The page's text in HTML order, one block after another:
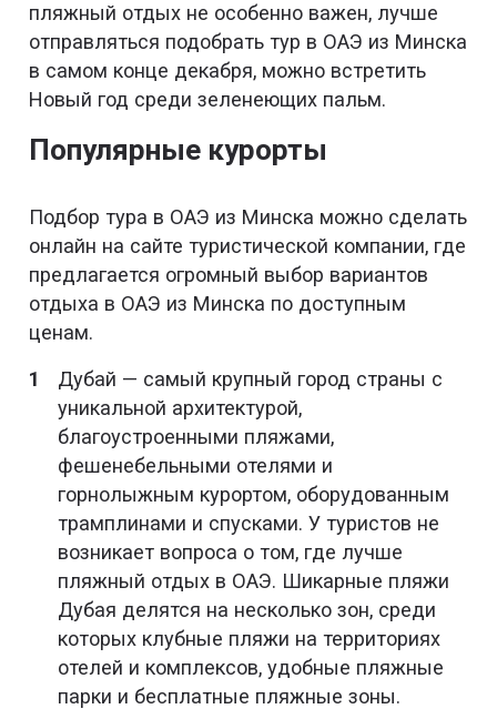
пляжный отдых не особенно важен, лучше
отправляться подобрать тур в ОАЭ из Минска
в самом конце декабря, можно встретить
Новый год среди зеленеющих пальм.
Популярные курорты
Подбор тура в ОАЭ из Минска можно сделать
онлайн на сайте туристической компании, где
предлагается огромный выбор вариантов
отдыха в ОАЭ из Минска по доступным
ценам.
Дубай — самый крупный город страны с
уникальной архитектурой,
благоустроенными пляжами,
фешенебельными отелями и
горнолыжным курортом, оборудованным
трамплинами и спусками. У туристов не
возникает вопроса о том, где лучше
пляжный отдых в ОАЭ. Шикарные пляжи
Дубая делятся на несколько зон, среди
которых клубные пляжи на территориях
отелей и комплексов, удобные пляжные
парки и бесплатные пляжные зоны.